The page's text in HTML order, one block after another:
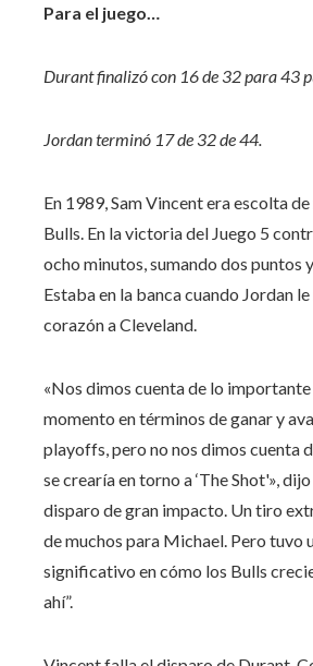
Para el juego…
Durant finalizó con 16 de 32 para 43
Jordan terminó 17 de 32 de 44.
En 1989, Sam Vincent era escolta
Bulls. En la victoria del Juego 5
ocho minutos, sumando dos puntos
Estaba en la banca cuando Jordan
corazón a Cleveland.
«Nos dimos cuenta de lo importante
momento en términos de ganar y
playoffs, pero no nos dimos cuenta
se crearía en torno a ‘The Shot'»,
disparo de gran impacto. Un tiro
de muchos para Michael. Pero tuvo
significativo en cómo los Bulls
ahí”.